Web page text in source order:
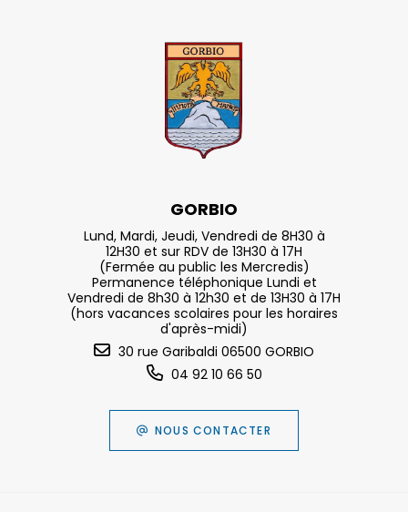
GORBIO
Lund, Mardi, Jeudi, Vendredi de 8H30 à
12H30 et sur RDV de 13H30 à 17H
(Fermée au public les Mercredis)
Permanence téléphonique Lundi et
Vendredi de 8h30 à 12h30 et de 13H30 à 17H
(hors vacances scolaires pour les horaires
d'après-midi)
30 rue Garibaldi 06500 GORBIO
04 92 10 66 50
NOUS CONTACTER